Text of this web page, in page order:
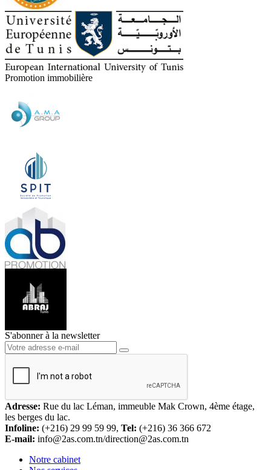
Promotion immobilière
S'abonner à la newsletter
Adresse: Rue du lac Léman, immeuble Mak Crown, 4ème étage,
les berges du lac.
Infoline: (+216) 29 99 59 99, Tel: (+216) 36 366 672
E-mail: info@2as.com.tn/direction@2as.com.tn
Notre cabinet